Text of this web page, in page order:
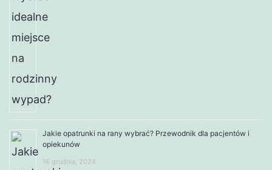
Jakie opatrunki na rany wybrać? Przewodnik dla pacjentów i
opiekunów
16 grudnia, 2024